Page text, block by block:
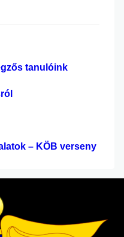
tanulóink
– KÖB verseny